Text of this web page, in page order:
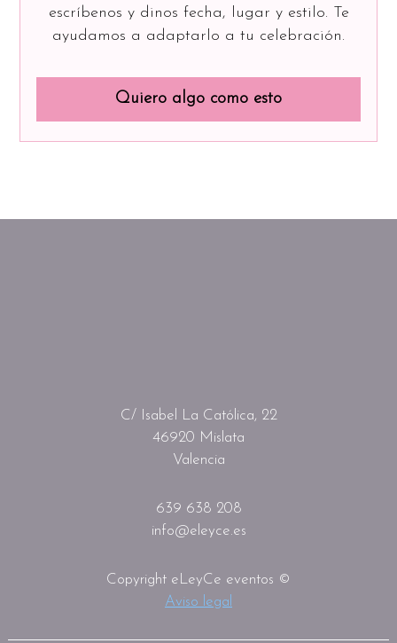
escríbenos y dinos fecha, lugar y estilo. Te
ayudamos a adaptarlo a tu celebración.
Quiero algo como esto
C/ Isabel La Católica, 22
46920 Mislata
Valencia
639 638 208
info@eleyce.es
Copyright eLeyCe eventos ©
Aviso legal